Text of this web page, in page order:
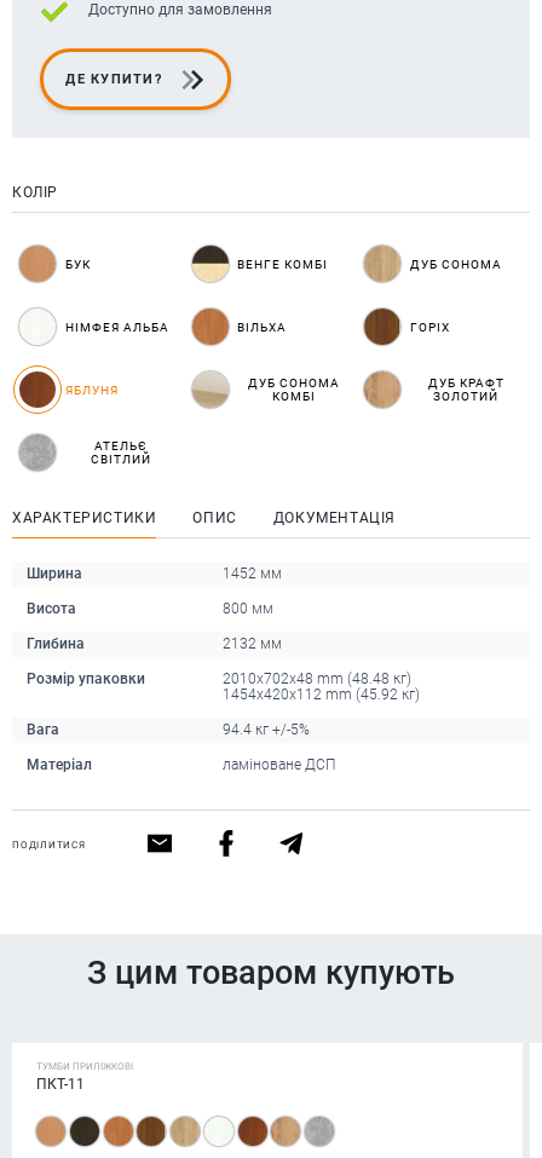
Доступно для замовлення
ДЕ КУПИТИ?
КОЛІР
БУК ВЕНГЕ КОМБІ ДУБ СОНОМА
НІМФЕЯ АЛЬБА ВІЛЬХА ГОРІХ
ЯБЛУНЯ
ДУБ СОНОМА
КОМБІ
ДУБ КРАФТ
ЗОЛОТИЙ
АТЕЛЬЄ
СВІТЛИЙ
ХАРАКТЕРИСТИКИ ОПИС ДОКУМЕНТАЦІЯ
Ширина 1452 мм
Висота 800 мм
Глибина 2132 мм
Розмір упаковки
2010x702x48 mm (48.48 кг)
1454x420x112 mm (45.92 кг)
Вага 94.4 кг +/-5%
Матеріал ламіноване ДСП
ПОДІЛИТИСЯ
З цим товаром купують
ТУМБИ ПРИЛІЖКОВІ
ПКТ-11